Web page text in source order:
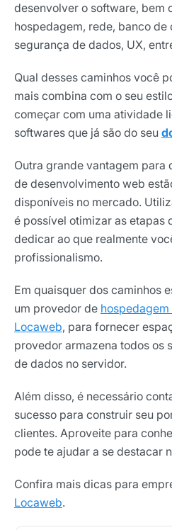
desenvolver o software, bem
hospedagem, rede, banco de
segurança de dados, UX,
Qual desses caminhos você
mais combina com o seu
começar com uma atividade
softwares que já são do seu
Outra grande vantagem para
de desenvolvimento web
disponíveis no mercado.
é possível otimizar as etapas
dedicar ao que realmente
profissionalismo.
Em quaisquer dos caminhos
um provedor de hospedagem
Locaweb, para fornecer
provedor armazena todos os
de dados no servidor.
Além disso, é necessário
sucesso para construir seu
clientes. Aproveite para
pode te ajudar a se destacar
Confira mais dicas para
Locaweb.